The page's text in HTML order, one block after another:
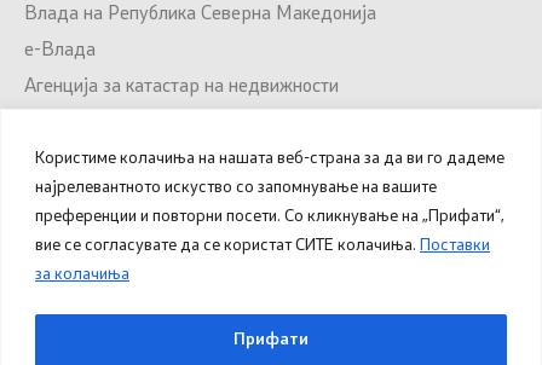
Користиме колачиња на нашата веб-страна за да ви го дадеме
најрелевантното искуство со запомнување на вашите
преференции и повторни посети. Со кликнување на „Прифати“,
вие се согласувате да се користат СИТЕ колачиња. Поставки
за колачиња
Прифати
Влада на Република Северна Македонија
е-Влада
Агенција за катастар на недвижности
Портал за отворени податоци
Национален Портал за е-Услуги
© 2025 – 2026 Општина Куманово. Сите права